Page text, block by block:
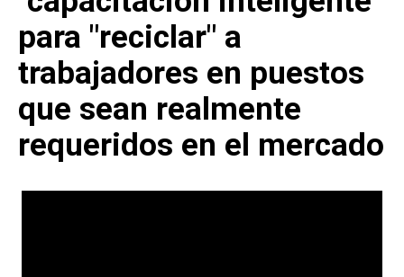
para "reciclar" a
trabajadores en puestos
que sean realmente
requeridos en el mercado